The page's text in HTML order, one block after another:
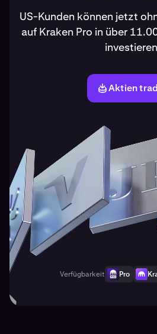
US-Kunden können jetzt
auf Kraken Pro in über
Aktien
Verfügbarkeit Pro